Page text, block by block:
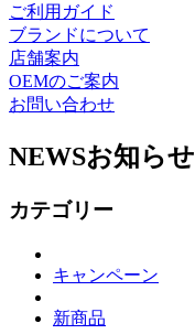
ご利用ガイド
ブランドについて
店舗案内
OEMのご案内
お問い合わせ
NEWSお知らせ
カテゴリー
キャンペーン
新商品